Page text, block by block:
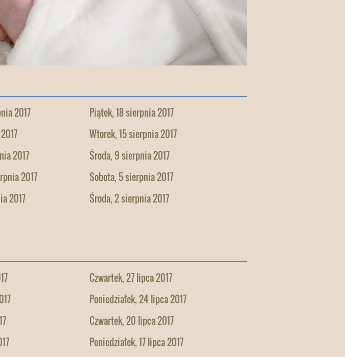
2017
Piątek, 18 sierpnia 2017
Wtorek, 15 sierpnia 2017
2017
Środa, 9 sierpnia 2017
2017
Sobota, 5 sierpnia 2017
2017
Środa, 2 sierpnia 2017
Czwartek, 27 lipca 2017
Poniedziałek, 24 lipca 2017
Czwartek, 20 lipca 2017
Poniedziałek, 17 lipca 2017